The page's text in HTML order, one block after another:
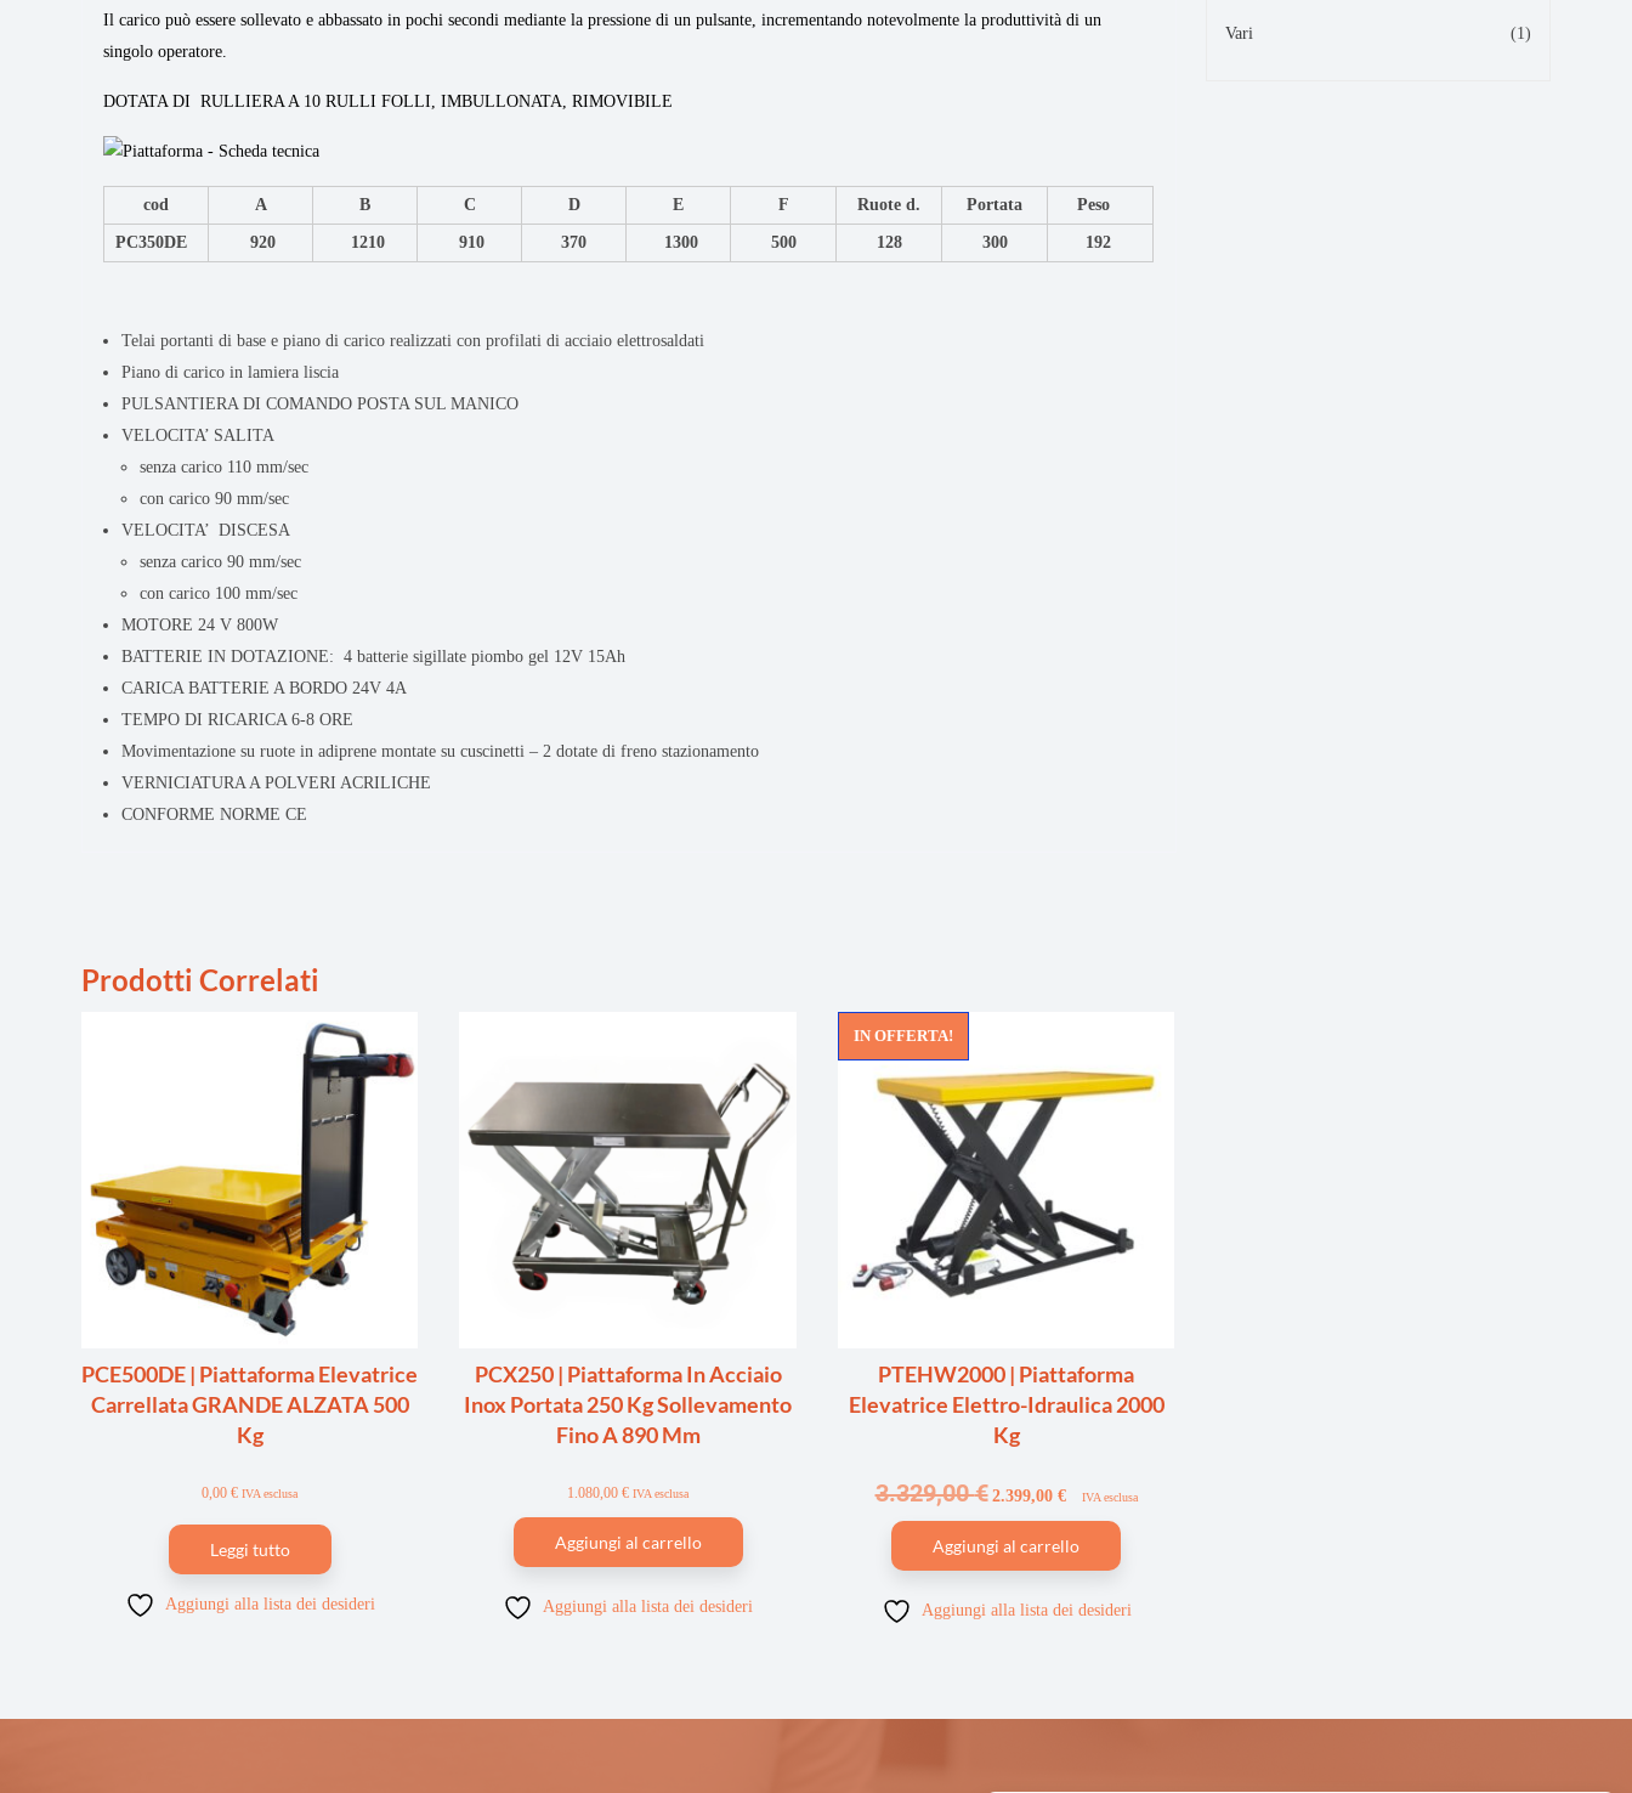
Il carico può essere sollevato e abbassato in pochi secondi mediante la pressione di un pulsante, incrementando notevolmente la produttività di un
singolo operatore.
DOTATA DI RULLIERA A 10 RULLI FOLLI, IMBULLONATA, RIMOVIBILE
cod A B C D E F Ruote d. Portata Peso
PC350DE 920 1210 910 370 1300 500 128 300 192
Telai portanti di base e piano di carico realizzati con profilati di acciaio elettrosaldati
Piano di carico in lamiera liscia
PULSANTIERA DI COMANDO POSTA SUL MANICO
VELOCITA’ SALITA
senza carico 110 mm/sec
con carico 90 mm/sec
VELOCITA’ DISCESA
senza carico 90 mm/sec
con carico 100 mm/sec
MOTORE 24 V 800W
BATTERIE IN DOTAZIONE: 4 batterie sigillate piombo gel 12V 15Ah
CARICA BATTERIE A BORDO 24V 4A
TEMPO DI RICARICA 6-8 ORE
Movimentazione su ruote in adiprene montate su cuscinetti – 2 dotate di freno stazionamento
VERNICIATURA A POLVERI ACRILICHE
CONFORME NORME CE
Prodotti Correlati
PCE500DE | Piattaforma Elevatrice
Carrellata GRANDE ALZATA 500
Kg
0,00€ IVA esclusa
Leggi tutto
Aggiungi alla lista dei desideri
PCX250 | Piattaforma In Acciaio
Inox Portata 250 Kg Sollevamento
Fino A 890 Mm
1.080,00€ IVA esclusa
Aggiungi al carrello
Aggiungi alla lista dei desideri
IN OFFERTA!
PTEHW2000 | Piattaforma
Elevatrice Elettro-Idraulica 2000
Kg
3.329,00€ 2.399,00 € IVA esclusa
Aggiungi al carrello
Aggiungi alla lista dei desideri
Vari (1)